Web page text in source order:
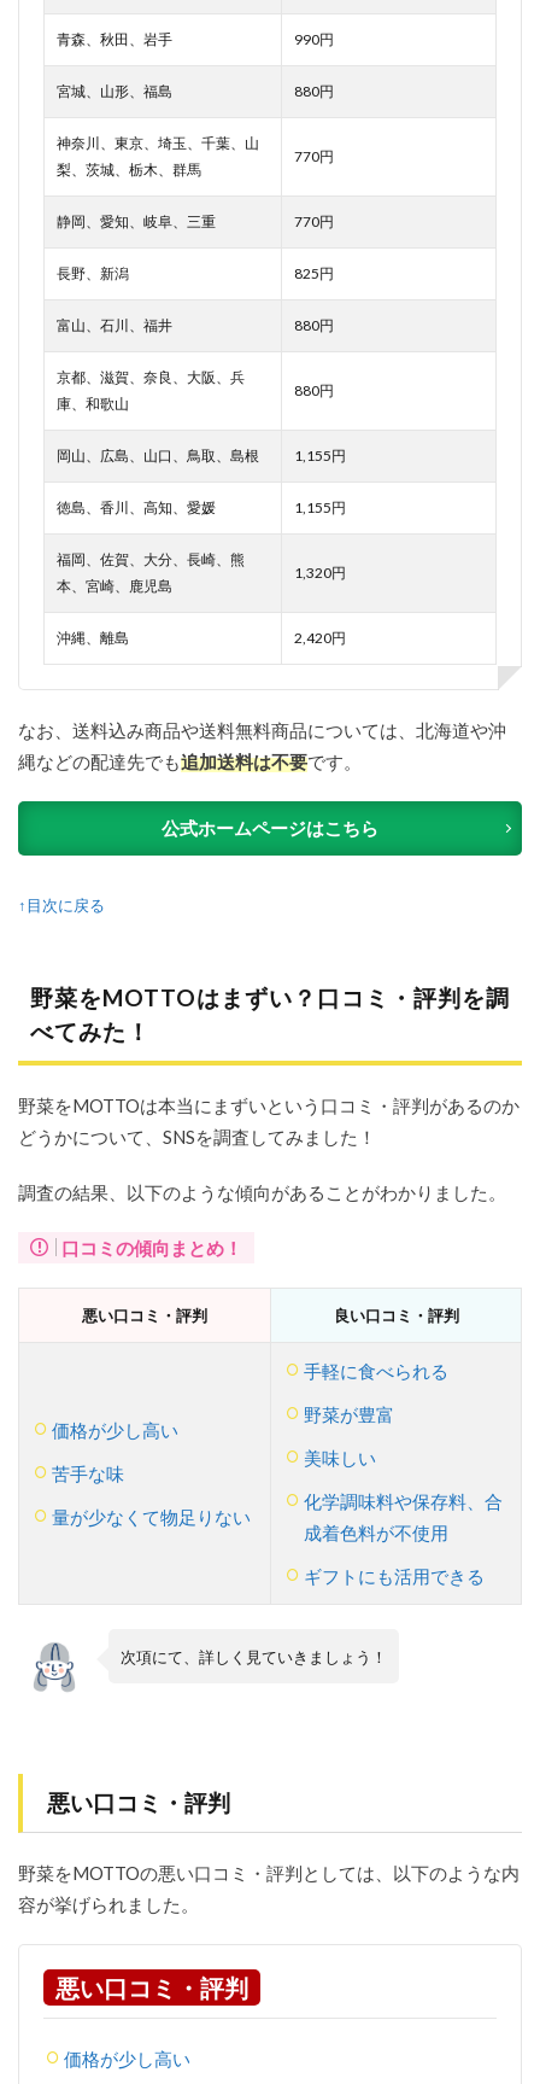
青森、秋田、岩手 990円
宮城、山形、福島 880円
神奈川、東京、埼玉、千葉、山
梨、茨城、栃木、群馬
770円
静岡、愛知、岐阜、三重 770円
長野、新潟 825円
富山、石川、福井 880円
京都、滋賀、奈良、大阪、兵
庫、和歌山
880円
岡山、広島、山口、鳥取、島根 1,155円
徳島、香川、高知、愛媛 1,155円
福岡、佐賀、大分、長崎、熊
本、宮崎、鹿児島
1,320円
沖縄、離島 2,420円
なお、送料込み商品や送料無料商品については、北海道や沖
縄などの配達先でも追加送料は不要です。
公式ホームページはこちら
↑目次に戻る
野菜をMOTTOはまずい？口コミ・評判を調
べてみた！
野菜をMOTTOは本当にまずいという口コミ・評判があるのか
どうかについて、SNSを調査してみました！
調査の結果、以下のような傾向があることがわかりました。
口コミの傾向まとめ！
悪い口コミ・評判 良い口コミ・評判
価格が少し高い
苦手な味
量が少なくて物足りない
手軽に食べられる
野菜が豊富
美味しい
化学調味料や保存料、合
成着色料が不使用
ギフトにも活用できる
次項にて、詳しく見ていきましょう！
悪い口コミ・評判
野菜をMOTTOの悪い口コミ・評判としては、以下のような内
容が挙げられました。
悪い口コミ・評判
価格が少し高い